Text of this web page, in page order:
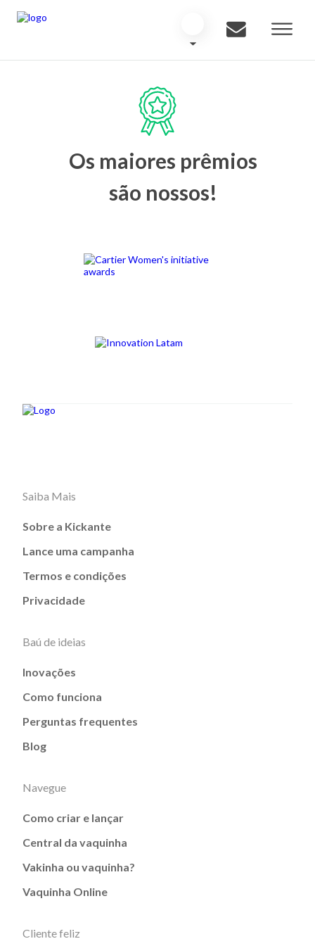
Os maiores prêmios
são nossos!
Saiba Mais
Sobre a Kickante
Lance uma campanha
Termos e condições
Privacidade
Baú de ideias
Inovações
Como funciona
Perguntas frequentes
Blog
Navegue
Como criar e lançar
Central da vaquinha
Vakinha ou vaquinha?
Vaquinha Online
Cliente feliz